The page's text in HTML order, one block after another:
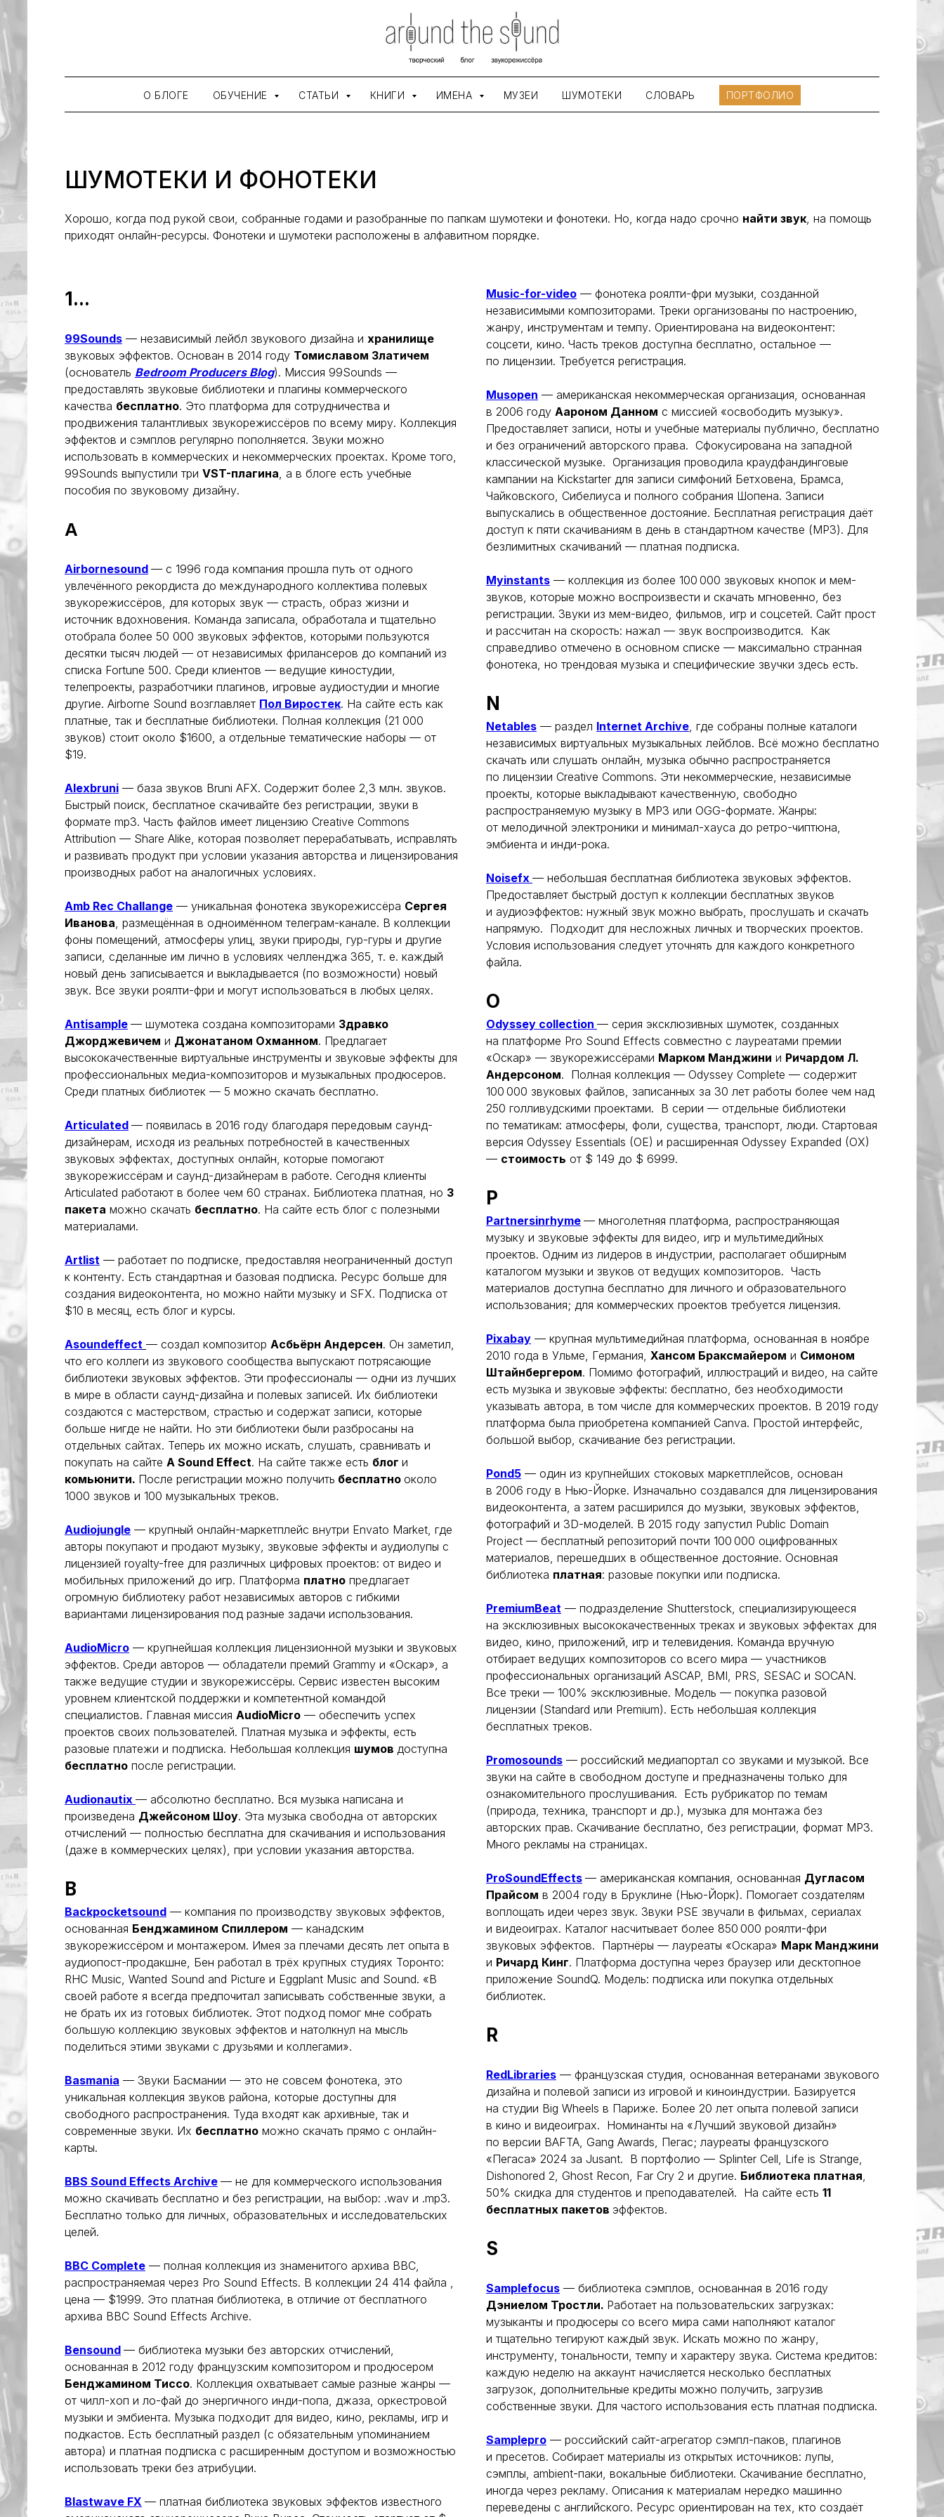
О БЛОГЕ ОБУЧЕНИЕ СТАТЬИ КНИГИ ИМЕНА МУЗЕИ ШУМОТЕКИ СЛОВАРЬ ПОРТФОЛИО
ШУМОТЕКИ И ФОНОТЕКИ
Хорошо, когда под рукой свои, собранные годами и разобранные по папкам шумотеки и фонотеки. Но, когда надо срочно найти звук, на помощь
приходят онлайн-ресурсы. Фонотеки и шумотеки расположены в алфавитном порядке.
1...
99Sounds — независимый лейбл звукового дизайна и хранилище
звуковых эффектов. Основан в 2014 году Томиславом Златичем
(основатель Bedroom Producers Blog). Миссия 99Sounds —
предоставлять звуковые библиотеки и плагины коммерческого
качества бесплатно. Это платформа для сотрудничества и
продвижения талантливых звукорежиссёров по всему миру. Коллекция
эффектов и сэмплов регулярно пополняется. Звуки можно
использовать в коммерческих и некоммерческих проектах. Кроме того,
99Sounds выпустили три VST-плагина, а в блоге есть учебные
пособия по звуковому дизайну.
A
Airbornesound — с 1996 года компания прошла путь от одного
увлечённого рекордиста до международного коллектива полевых
звукорежиссёров, для которых звук — страсть, образ жизни и
источник вдохновения. Команда записала, обработала и тщательно
отобрала более 50 000 звуковых эффектов, которыми пользуются
десятки тысяч людей — от независимых фрилансеров до компаний из
списка Fortune 500. Среди клиентов — ведущие киностудии,
телепроекты, разработчики плагинов, игровые аудиостудии и многие
другие. Airborne Sound возглавляет Пол Виростек. На сайте есть как
платные, так и бесплатные библиотеки. Полная коллекция (21 000
звуков) стоит около $1600, а отдельные тематические наборы — от
$19.
Alexbruni — база звуков Bruni AFX. Содержит более 2,3 млн. звуков.
Быстрый поиск, бесплатное скачивайте без регистрации, звуки в
формате mp3. Часть файлов имеет лицензию Creative Commons
Attribution — Share Alike, которая позволяет перерабатывать, исправлять
и развивать продукт при условии указания авторства и лицензирования
производных работ на аналогичных условиях.
Amb Rec Challange — уникальная фонотека звукорежиссёра Сергея
Иванова, размещённая в одноимённом телеграм-канале. В коллекции
фоны помещений, атмосферы улиц, звуки природы, гур-гуры и другие
записи, сделанные им лично в условиях челленджа 365, т. е. каждый
новый день записывается и выкладывается (по возможности) новый
звук. Все звуки роялти-фри и могут использоваться в любых целях.
Antisample — шумотека создана композиторами Здравко
Джорджевичем и Джонатаном Охманном. Предлагает
высококачественные виртуальные инструменты и звуковые эффекты для
профессиональных медиа-композиторов и музыкальных продюсеров.
Среди платных библиотек — 5 можно скачать бесплатно.
Articulated — появилась в 2016 году благодаря передовым саунд-
дизайнерам, исходя из реальных потребностей в качественных
звуковых эффектах, доступных онлайн, которые помогают
звукорежиссёрам и саунд-дизайнерам в работе. Сегодня клиенты
Articulated работают в более чем 60 странах. Библиотека платная, но 3
пакета можно скачать бесплатно. На сайте есть блог с полезными
материалами.
Artlist — работает по подписке, предоставляя неограниченный доступ
к контенту. Есть стандартная и базовая подписка. Ресурс больше для
создания видеоконтента, но можно найти музыку и SFX. Подписка от
$10 в месяц, есть блог и курсы.
Asoundeffect — создал композитор Асбьёрн Андерсен. Он заметил,
что его коллеги из звукового сообщества выпускают потрясающие
библиотеки звуковых эффектов. Эти профессионалы — одни из лучших
в мире в области саунд-дизайна и полевых записей. Их библиотеки
создаются с мастерством, страстью и содержат записи, которые
больше нигде не найти. Но эти библиотеки были разбросаны на
отдельных сайтах. Теперь их можно искать, слушать, сравнивать и
покупать на сайте A Sound Effect. На сайте также есть блог и
комьюнити. После регистрации можно получить бесплатно около
1000 звуков и 100 музыкальных треков.
Audiojungle — крупный онлайн-маркетплейс внутри Envato Market, где
авторы покупают и продают музыку, звуковые эффекты и аудиолупы с
лицензией royalty-free для различных цифровых проектов: от видео и
мобильных приложений до игр. Платформа платно предлагает
огромную библиотеку работ независимых авторов с гибкими
вариантами лицензирования под разные задачи использования.
AudioMicro — крупнейшая коллекция лицензионной музыки и звуковых
эффектов. Среди авторов — обладатели премий Grammy и «Оскар», а
также ведущие студии и звукорежиссёры. Сервис известен высоким
уровнем клиентской поддержки и компетентной командой
специалистов. Главная миссия AudioMicro — обеспечить успех
проектов своих пользователей. Платная музыка и эффекты, есть
разовые платежи и подписка. Небольшая коллекция шумов доступна
бесплатно после регистрации.
Audionautix — абсолютно бесплатно. Вся музыка написана и
произведена Джейсоном Шоу. Эта музыка свободна от авторских
отчислений — полностью бесплатна для скачивания и использования
(даже в коммерческих целях), при условии указания авторства.
B
Backpocketsound — компания по производству звуковых эффектов,
основанная Бенджамином Спиллером — канадским
звукорежиссёром и монтажером. Имея за плечами десять лет опыта в
аудиопост-продакшне, Бен работал в трёх крупных студиях Торонто:
RHC Music, Wanted Sound and Picture и Eggplant Music and Sound. «В
своей работе я всегда предпочитал записывать собственные звуки, а
не брать их из готовых библиотек. Этот подход помог мне собрать
большую коллекцию звуковых эффектов и натолкнул на мысль
поделиться этими звуками с друзьями и коллегами».
Basmania — Звуки Басмании — это не совсем фонотека, это
уникальная коллекция звуков района, которые доступны для
свободного распространения. Туда входят как архивные, так и
современные звуки. Их бесплатно можно скачать прямо с онлайн-
карты.
BBS Sound Effects Archive — не для коммерческого использования
можно скачивать бесплатно и без регистрации, на выбор: .wav и .mp3.
Бесплатно только для личных, образовательных и исследовательских
целей.
BBC Complete — полная коллекция из знаменитого архива BBC,
распространяемая через Pro Sound Effects. В коллекции 24 414 файла ,
цена — $1999. Это платная библиотека, в отличие от бесплатного
архива BBC Sound Effects Archive.
Bensound — библиотека музыки без авторских отчислений,
основанная в 2012 году французским композитором и продюсером
Бенджамином Тиссо. Коллекция охватывает самые разные жанры —
от чилл-хоп и ло-фай до энергичного инди-попа, джаза, оркестровой
музыки и эмбиента. Музыка подходит для видео, кино, рекламы, игр и
подкастов. Есть бесплатный раздел (с обязательным упоминанием
автора) и платная подписка с расширенным доступом и возможностью
использовать треки без атрибуции.
Blastwave FX — платная библиотека звуковых эффектов известного
Music-for-video — фонотека роялти-фри музыки, созданной
независимыми композиторами. Треки организованы по настроению,
жанру, инструментам и темпу. Ориентирована на видеоконтент:
соцсети, кино. Часть треков доступна бесплатно, остальное —
по лицензии. Требуется регистрация.
Musopen — американская некоммерческая организация, основанная
в 2006 году Аароном Данном с миссией «освободить музыку».
Предоставляет записи, ноты и учебные материалы публично, бесплатно
и без ограничений авторского права. Сфокусирована на западной
классической музыке. Организация проводила краудфандинговые
кампании на Kickstarter для записи симфоний Бетховена, Брамса,
Чайковского, Сибелиуса и полного собрания Шопена. Записи
выпускались в общественное достояние. Бесплатная регистрация даёт
доступ к пяти скачиваниям в день в стандартном качестве (MP3). Для
безлимитных скачиваний — платная подписка.
Myinstants — коллекция из более 100 000 звуковых кнопок и мем-
звуков, которые можно воспроизвести и скачать мгновенно, без
регистрации. Звуки из мем-видео, фильмов, игр и соцсетей. Сайт прост
и рассчитан на скорость: нажал — звук воспроизводится. Как
справедливо отмечено в основном списке — максимально странная
фонотека, но трендовая музыка и специфические звучки здесь есть.
N
Netables — раздел Internet Archive, где собраны полные каталоги
независимых виртуальных музыкальных лейблов. Всё можно бесплатно
скачать или слушать онлайн, музыка обычно распространяется
по лицензии Creative Commons. Эти некоммерческие, независимые
проекты, которые выкладывают качественную, свободно
распространяемую музыку в MP3 или OGG-формате. Жанры:
от мелодичной электроники и минимал-хауса до ретро-чиптюна,
эмбиента и инди-рока.
Noisefx — небольшая бесплатная библиотека звуковых эффектов.
Предоставляет быстрый доступ к коллекции бесплатных звуков
и аудиоэффектов: нужный звук можно выбрать, прослушать и скачать
напрямую. Подходит для несложных личных и творческих проектов.
Условия использования следует уточнять для каждого конкретного
файла.
O
Odyssey collection — серия эксклюзивных шумотек, созданных
на платформе Pro Sound Effects совместно с лауреатами премии
«Оскар» — звукорежиссёрами Марком Манджини и Ричардом Л.
Андерсоном. Полная коллекция — Odyssey Complete — содержит
100 000 звуковых файлов, записанных за 30 лет работы более чем над
250 голливудскими проектами. В серии — отдельные библиотеки
по тематикам: атмосферы, фоли, существа, транспорт, люди. Стартовая
версия Odyssey Essentials (OE) и расширенная Odyssey Expanded (OX)
— стоимость от $ 149 до $ 6999.
P
Partnersinrhyme — многолетняя платформа, распространяющая
музыку и звуковые эффекты для видео, игр и мультимедийных
проектов. Одним из лидеров в индустрии, располагает обширным
каталогом музыки и звуков от ведущих композиторов. Часть
материалов доступна бесплатно для личного и образовательного
использования; для коммерческих проектов требуется лицензия.
Pixabay — крупная мультимедийная платформа, основанная в ноябре
2010 года в Ульме, Германия, Хансом Браксмайером и Симоном
Штайнбергером. Помимо фотографий, иллюстраций и видео, на сайте
есть музыка и звуковые эффекты: бесплатно, без необходимости
указывать автора, в том числе для коммерческих проектов. В 2019 году
платформа была приобретена компанией Canva. Простой интерфейс,
большой выбор, скачивание без регистрации.
Pond5 — один из крупнейших стоковых маркетплейсов, основан
в 2006 году в Нью-Йорке. Изначально создавался для лицензирования
видеоконтента, а затем расширился до музыки, звуковых эффектов,
фотографий и 3D-моделей. В 2015 году запустил Public Domain
Project — бесплатный репозиторий почти 100 000 оцифрованных
материалов, перешедших в общественное достояние. Основная
библиотека платная: разовые покупки или подписка.
PremiumBeat — подразделение Shutterstock, специализирующееся
на эксклюзивных высококачественных треках и звуковых эффектах для
видео, кино, приложений, игр и телевидения. Команда вручную
отбирает ведущих композиторов со всего мира — участников
профессиональных организаций ASCAP, BMI, PRS, SESAC и SOCAN.
Все треки — 100% эксклюзивные. Модель — покупка разовой
лицензии (Standard или Premium). Есть небольшая коллекция
бесплатных треков.
Promosounds — российский медиапортал со звуками и музыкой. Все
звуки на сайте в свободном доступе и предназначены только для
ознакомительного прослушивания. Есть рубрикатор по темам
(природа, техника, транспорт и др.), музыка для монтажа без
авторских прав. Скачивание бесплатно, без регистрации, формат MP3.
Много рекламы на страницах.
ProSoundEffects — американская компания, основанная Дугласом
Прайсом в 2004 году в Бруклине (Нью-Йорк). Помогает создателям
воплощать идеи через звук. Звуки PSE звучали в фильмах, сериалах
и видеоиграх. Каталог насчитывает более 850 000 роялти-фри
звуковых эффектов. Партнёры — лауреаты «Оскара» Марк Манджини
и Ричард Кинг. Платформа доступна через браузер или десктопное
приложение SoundQ. Модель: подписка или покупка отдельных
библиотек.
R
RedLibraries — французская студия, основанная ветеранами звукового
дизайна и полевой записи из игровой и киноиндустрии. Базируется
на студии Big Wheels в Париже. Более 20 лет опыта полевой записи
в кино и видеоиграх. Номинанты на «Лучший звуковой дизайн»
по версии BAFTA, Gang Awards, Пегас; лауреаты французского
«Пегаса» 2024 за Jusant. В портфолио — Splinter Cell, Life is Strange,
Dishonored 2, Ghost Recon, Far Cry 2 и другие. Библиотека платная,
50% скидка для студентов и преподавателей. На сайте есть 11
бесплатных пакетов эффектов.
S
Samplefocus — библиотека сэмплов, основанная в 2016 году
Дэниелом Тростли. Работает на пользовательских загрузках:
музыканты и продюсеры со всего мира сами наполняют каталог
и тщательно тегируют каждый звук. Искать можно по жанру,
инструменту, тональности, темпу и характеру звука. Система кредитов:
каждую неделю на аккаунт начисляется несколько бесплатных
загрузок, дополнительные кредиты можно получить, загрузив
собственные звуки. Для частого использования есть платная подписка.
Samplepro — российский сайт-агрегатор сэмпл-паков, плагинов
и пресетов. Собирает материалы из открытых источников: лупы,
сэмплы, ambient-паки, вокальные библиотеки. Скачивание бесплатно,
иногда через рекламу. Описания к материалам нередко машинно
переведены с английского. Ресурс ориентирован на тех, кто создаёт